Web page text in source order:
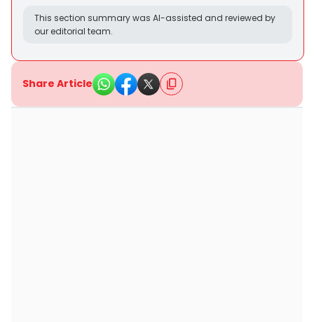
This section summary was AI-assisted and reviewed by
our editorial team.
Share Article